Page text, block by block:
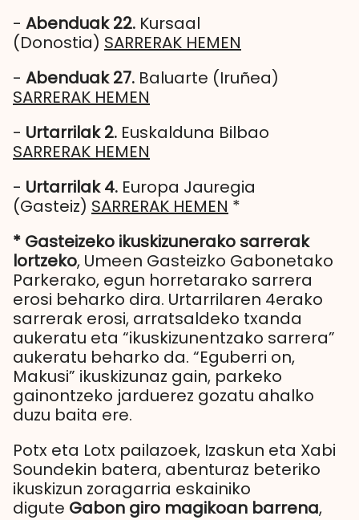
- Abenduak 22. Kursaal
(Donostia) SARRERAK HEMEN
- Abenduak 27. Baluarte (Iruñea)
SARRERAK HEMEN
- Urtarrilak 2. Euskalduna Bilbao
SARRERAK HEMEN
- Urtarrilak 4. Europa Jauregia
(Gasteiz) SARRERAK HEMEN *
* Gasteizeko ikuskizunerako sarrerak
lortzeko, Umeen Gasteizko Gabonetako
Parkerako, egun horretarako sarrera
erosi beharko dira. Urtarrilaren 4erako
sarrerak erosi, arratsaldeko txanda
aukeratu eta “ikuskizunentzako sarrera”
aukeratu beharko da. “Eguberri on,
Makusi” ikuskizunaz gain, parkeko
gainontzeko jarduerez gozatu ahalko
duzu baita ere.
Potx eta Lotx pailazoek, Izaskun eta Xabi
Soundekin batera, abenturaz beteriko
ikuskizun zoragarria eskainiko
digute Gabon giro magikoan barrena,